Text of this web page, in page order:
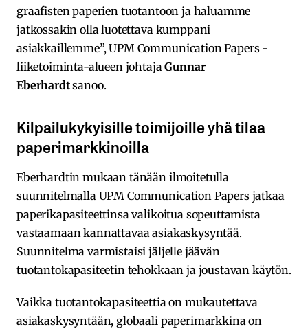
graafisten paperien tuotantoon ja haluamme
jatkossakin olla luotettava kumppani
asiakkaillemme”, UPM Communication Papers -
liiketoiminta-alueen johtajaGunnar
Eberhardtsanoo.
Kilpailukykyisille toimijoille yhä tilaa
paperimarkkinoilla
Eberhardtin mukaan tänään ilmoitetulla
suunnitelmalla UPM Communication Papers jatkaa
paperikapasiteettinsa valikoitua sopeuttamista
vastaamaan kannattavaa asiakaskysyntää.
Suunnitelma varmistaisi jäljelle jäävän
tuotantokapasiteetin tehokkaan ja joustavan käytön.
Vaikka tuotantokapasiteettia on mukautettava
asiakaskysyntään, globaali paperimarkkina on